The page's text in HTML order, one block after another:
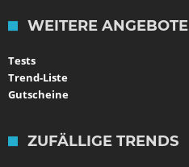
WEITERE ANGEBOTE
Tests
Trend-Liste
Gutscheine
ZUFÄLLIGE TRENDS